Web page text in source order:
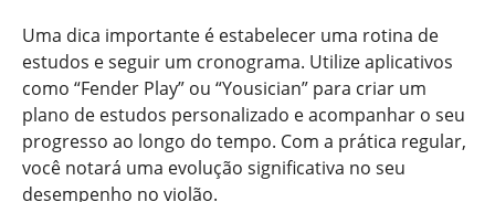
Uma dica importante é estabelecer uma rotina de
estudos e seguir um cronograma. Utilize aplicativos
como “Fender Play” ou “Yousician” para criar um
plano de estudos personalizado e acompanhar o seu
progresso ao longo do tempo. Com a prática regular,
você notará uma evolução significativa no seu
desempenho no violão.